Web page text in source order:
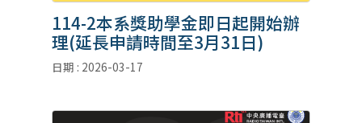
114-2本系獎助學金即日起開始辦
理(延長申請時間至3月31日)
日期 : 2026-03-17